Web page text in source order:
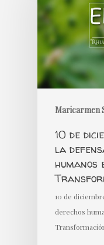
Maricarmen
10 de
la
10 de
derechos